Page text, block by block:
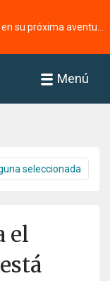
Menú
seleccionada
el